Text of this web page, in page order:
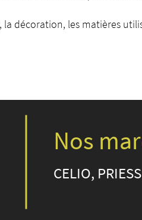
la décoration, les matières
Nos
CELIO,